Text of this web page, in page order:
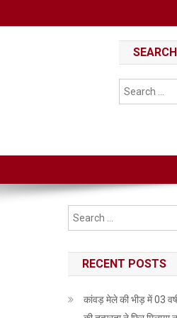
SEARCH
RECENT POSTS
कांवड़ मेले की भीड़ में 03